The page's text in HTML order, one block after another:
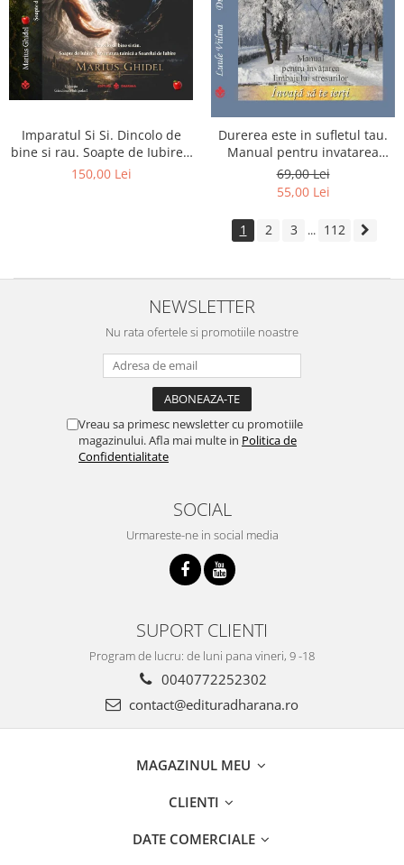
Imparatul Si Si. Dincolo de
bine si rau. Soapte de Iubire -
Invatatura tainica a Soarelui
150,00 Lei
Durerea este in sufletul tau.
Manual pentru invatarea
limbajului stresurilor Seria
Invata sa te Ierti Luule Viilma
69,00 Lei
55,00 Lei
1 2 3 ... 112
NEWSLETTER
Nu rata ofertele si promotiile noastre
Vreau sa primesc newsletter cu promotiile
magazinului. Afla mai multe in Politica de
Confidentialitate
SOCIAL
Urmareste-ne in social media
SUPORT CLIENTI
Program de lucru: de luni pana vineri, 9 -18
0040772252302
contact@edituradharana.ro
MAGAZINUL MEU
CLIENTI
DATE COMERCIALE